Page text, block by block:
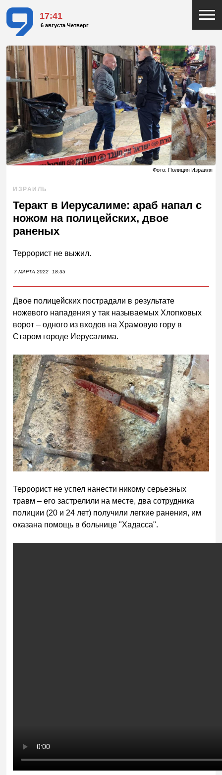
17:41
6 августа Четверг
Фото: Полиция Израиля
ИЗРАИЛЬ
Теракт в Иерусалиме: араб напал с
ножом на полицейских, двое
раненых
Террорист не выжил.
7 МАРТА 2022 18:35
Двое полицейских пострадали в результате
ножевого нападения у так называемых Хлопковых
ворот – одного из входов на Храмовую гору в
Старом городе Иерусалима.
Террорист не успел нанести никому серьезных
травм – его застрелили на месте, два сотрудника
полиции (20 и 24 лет) получили легкие ранения, им
оказана помощь в больнице "Хадасса".